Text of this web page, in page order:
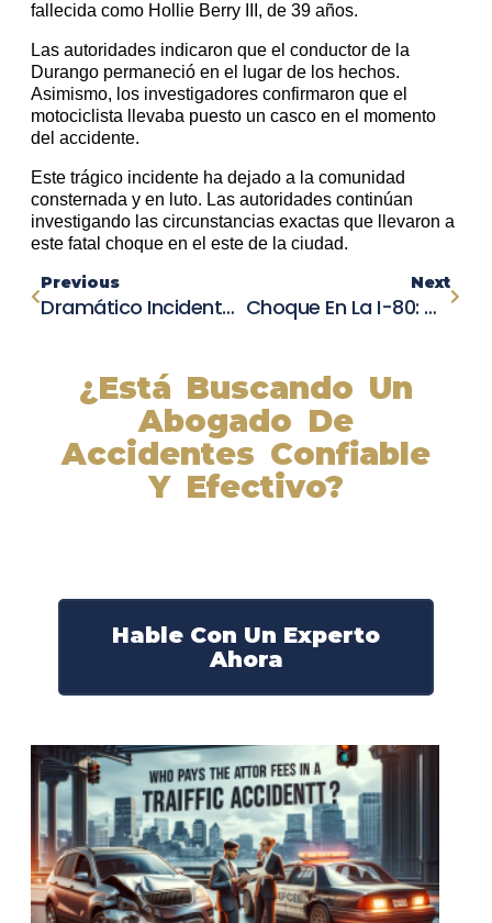
fallecida como Hollie Berry III, de 39 años.
Las autoridades indicaron que el conductor de la
Durango permaneció en el lugar de los hechos.
Asimismo, los investigadores confirmaron que el
motociclista llevaba puesto un casco en el momento
del accidente.
Este trágico incidente ha dejado a la comunidad
consternada y en luto. Las autoridades continúan
investigando las circunstancias exactas que llevaron a
este fatal choque en el este de la ciudad.
Previous
Dramático Incidente: Autobús Ambulancia Se Incendia En Plena Autopista Con Niño A Bordo
Next
Choque En La I-80: Camión De Carga Embiste Barrera Divisoria Y Causa Congestión Horas Durante La Noche
¿Está Buscando Un
Abogado De
Accidentes Confiable
Y Efectivo?
Hable Con Un Experto
Ahora